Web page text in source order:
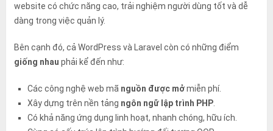
website có chức năng cao, trải nghiệm người dùng tốt và dễ
dàng trong việc quản lý.
Bên cạnh đó, cả WordPress và Laravel còn có những điểm
giống nhau phải kể đến như:
Các công nghệ web mã nguồn được mởmiễn phí.
Xây dựng trên nền tảng ngôn ngữ lập trình PHP
Có khả năng ứng dụng linh hoạt, nhanh chóng, hữu ích.